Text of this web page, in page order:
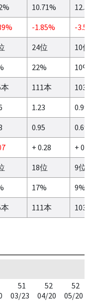
10.71%
-1.85%
-
24位
10位
22%
10%
111本
103
1.23
0.99
0.95
0.69
+ 0.28
+ 0.3
18位
9位
17%
9%
111本 103
51
03/23
52
04/20
52
05/20